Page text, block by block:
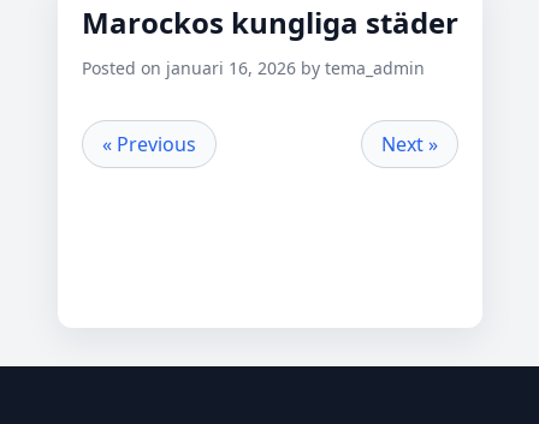
Marockos kungliga städer
Posted on januari 16, 2026 by tema_admin
« Previous Next »